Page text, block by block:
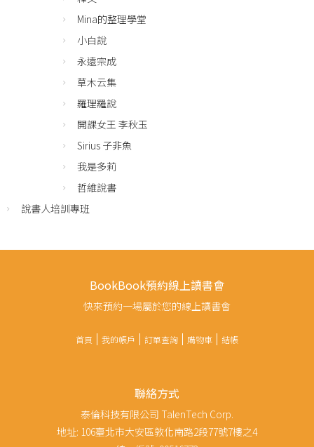
Mina的整理學堂
小白說
永遠宗成
草木云集
羅理羅說
開課女王 李秋玉
Sirius 子非魚
我是多莉
哲維說書
說書人培訓專班
BookBook預約線上讀書會
快來預約一場屬於您的線上讀書會
首頁 我的帳戶 訂單查詢 購物車 結帳
聯絡方式
泰倫科技有限公司 TalenTech Corp.
地址: 106臺北市大安區敦化南路2段77號7樓之4